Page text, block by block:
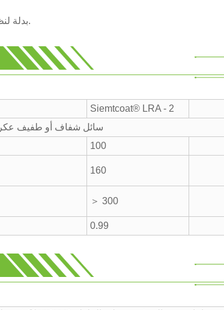
● بدلة لنظام لاصق من النوع المختلفة.
Siemtcoat® LRA - 2
سائل شفاف أو طفيف عكر
100
160
＞ 300
0.99